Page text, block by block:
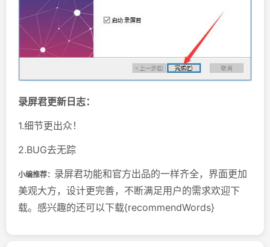
录屏君更新日志：
1.细节更出众！
2.BUG去无踪
小编推荐： 录屏君功能和官方出品的一样齐全，界面更加
美观大方，设计更完善，不断满足用户的需求欢迎下
载。感兴趣的还可以下载{recommendWords}